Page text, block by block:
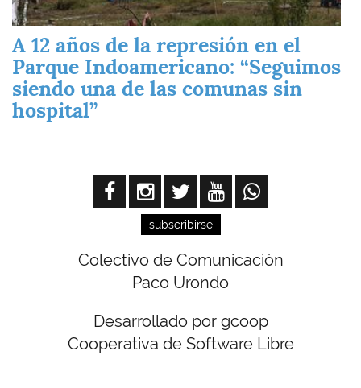
A 12 años de la represión en el
Parque Indoamericano: “Seguimos
siendo una de las comunas sin
hospital”
subscribirse
Colectivo de Comunicación
Paco Urondo
Desarrollado por gcoop
Cooperativa de Software Libre